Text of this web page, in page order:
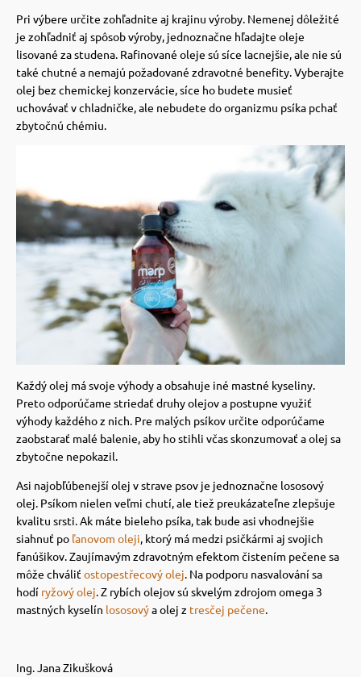
Pri výbere určite zohľadnite aj krajinu výroby. Nemenej dôležité
je zohľadniť aj spôsob výroby, jednoznačne hľadajte oleje
lisované za studena. Rafinované oleje sú síce lacnejšie, ale nie sú
také chutné a nemajú požadované zdravotné benefity.Vyberajte
olej bez chemickej konzervácie, síce ho budete musieť
uchovávať v chladničke, ale nebudete do organizmu psíka pchať
zbytočnú chémiu.
Každý olej má svoje výhody a obsahuje iné mastné kyseliny.
Preto odporúčame striedať druhy olejov a postupne využiť
výhody každého z nich. Pre malých psíkov určite odporúčame
zaobstarať malé balenie, aby ho stihli včas skonzumovať a olej sa
zbytočne nepokazil.
Asi najobľúbenejší olej v strave psov je jednoznačne lososový
olej. Psíkom nielen veľmi chutí, ale tiež preukázateľne zlepšuje
kvalitu srsti.Ak máte bieleho psíka, tak bude asi vhodnejšie
siahnuť po ľanovom oleji, ktorý má medzi psičkármi aj svojich
fanúšikov.Zaujímavým zdravotným efektom čistením pečene sa
môže chváliťostopestřecový olej. Na podporu nasvalování sa
hodí ryžový olej.Z rybích olejov sú skvelým zdrojom omega 3
mastných kyselín lososovýa olej z tresčej pečene.
Ing. Jana Zikušková